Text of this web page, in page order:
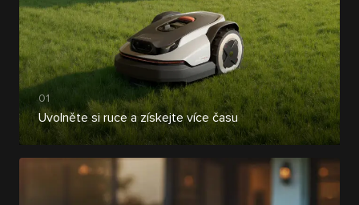
01
Uvolněte si ruce a získejte více času